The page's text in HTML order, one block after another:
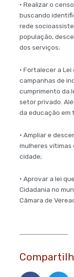
• Realizar o
buscando
rede
população,
dos serviços;
• Fortalecer a
campanhas de
cumprimento da
setor privado.
da educação em
• Ampliar e
mulheres vítimas
cidade;
• Aprovar a lei
Cidadania no
Câmara de